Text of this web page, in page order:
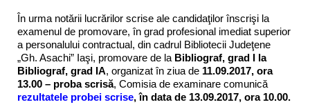
În urma notării lucrărilor scrise ale candidaţilor înscrişi la
examenul de promovare, în grad profesional imediat superior
a personalului contractual, din cadrul Bibliotecii Judeţene
„Gh. Asachi” Iaşi, promovare de la Bibliograf, grad I la
Bibliograf, grad IA, organizat în ziua de 11.09.2017, ora
13.00 – proba scrisă, Comisia de examinare comunică
rezultatele probei scrise, în data de 13.09.2017, ora 10.00.